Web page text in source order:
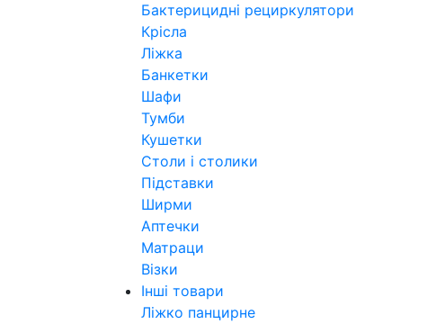
Бактерицидні рециркулятори
Крісла
Ліжка
Банкетки
Шафи
Тумби
Кушетки
Столи і столики
Підставки
Ширми
Аптечки
Матраци
Візки
Інші товари
Ліжко панцирне